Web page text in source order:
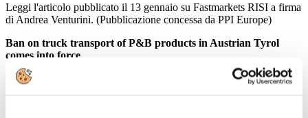
Leggi l'articolo pubblicato il 13 gennaio su Fastmarkets RISI a firma
di Andrea Venturini. (Pubblicazione concessa da PPI Europe)
Ban on truck transport of P&B products in Austrian Tyrol
comes into force
BRUSSELS, Jan. 13, 2020 (Fastmarkets RISI) - A law approved by